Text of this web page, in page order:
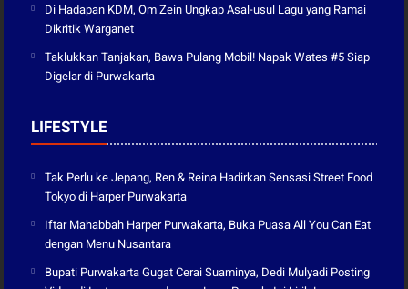
Di Hadapan KDM, Om Zein Ungkap Asal-usul Lagu yang Ramai
Dikritik Warganet
Taklukkan Tanjakan, Bawa Pulang Mobil! Napak Wates #5 Siap
Digelar di Purwakarta
LIFESTYLE
Tak Perlu ke Jepang, Ren & Reina Hadirkan Sensasi Street Food
Tokyo di Harper Purwakarta
Iftar Mahabbah Harper Purwakarta, Buka Puasa All You Can Eat
dengan Menu Nusantara
Bupati Purwakarta Gugat Cerai Suaminya, Dedi Mulyadi Posting